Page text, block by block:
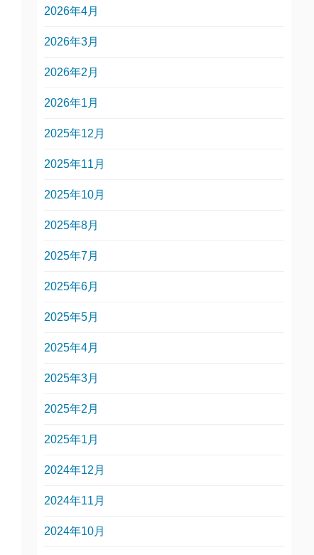
2026年4月
2026年3月
2026年2月
2026年1月
2025年12月
2025年11月
2025年10月
2025年8月
2025年7月
2025年6月
2025年5月
2025年4月
2025年3月
2025年2月
2025年1月
2024年12月
2024年11月
2024年10月